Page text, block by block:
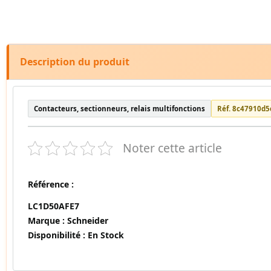
Description du produit
Contacteurs, sectionneurs, relais multifonctions Réf.
Noter cette article
Référence :
LC1D50AFE7
Marque : Schneider
Disponibilité : En Stock